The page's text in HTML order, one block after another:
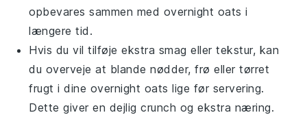
opbevares sammen med overnight oats i
længere tid.
Hvis du vil tilføje ekstra smag eller tekstur, kan
du overveje at blandenødder,frø ellertørret
frugt i dine overnight oats lige før servering.
Dette giver en dejlig crunch og ekstra næring.